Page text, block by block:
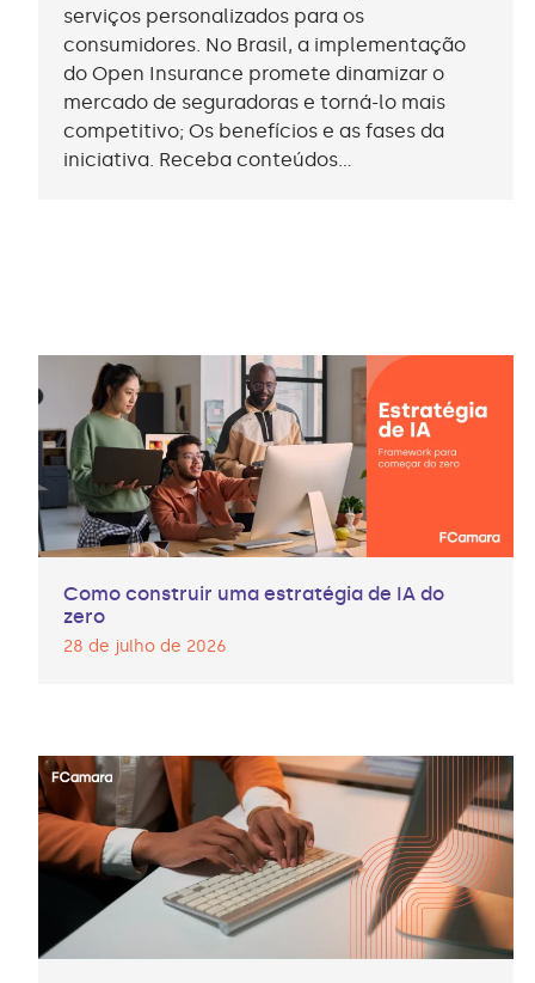
serviços personalizados para os
consumidores. No Brasil, a implementação
do Open Insurance promete dinamizar o
mercado de seguradoras e torná-lo mais
competitivo; Os benefícios e as fases da
iniciativa. Receba conteúdos…
Como construir uma estratégia de IA do
zero
28 de julho de 2026